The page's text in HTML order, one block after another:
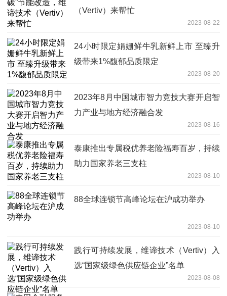
（Vertiv）来帮忙
2023-08-22
24小时限定娟姗鲜牛乳新鲜上市 至臻升
级带来1%馥郁品质限定
2023-08-20
2023年8月中国城市智力竞技大赛开启智
力产业与地方经济融合发
2023-08-16
泰康推出专属税优养老险福寿百岁，持续
助力国家养老三支柱
2023-08-10
88全球连锁节高峰论坛在沪成功举办
2023-08-10
践行可持续发展，维谛技术（Vertiv）入
选“国家级绿色供应链企业”名单
2023-08-08